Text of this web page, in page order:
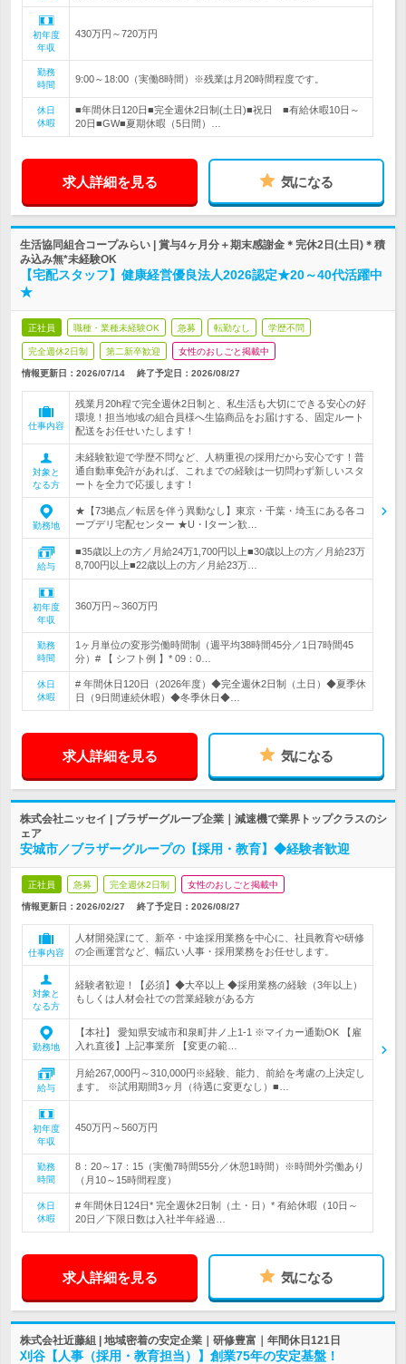
初年度
年収
430万円～720万円
勤務
時間
9:00～18:00（実働8時間）※残業は月20時間程度です。
休日
休暇
■年間休日120日■完全週休2日制(土日)■祝日 ■有給休暇10日～
20日■GW■夏期休暇（5日間）…
求人詳細を見る 気になる
生活協同組合コープみらい | 賞与4ヶ月分＋期末感謝金＊完休2日(土日)＊積
み込み無*未経験OK
【宅配スタッフ】健康経営優良法人2026認定★20～40代活躍中
★
正社員 職種・業種未経験OK 急募 転勤なし 学歴不問
完全週休2日制 第二新卒歓迎 女性のおしごと掲載中
情報更新日：2026/07/14 終了予定日： 2026/08/27
仕事内容
残業月20h程で完全週休2日制と、私生活も大切にできる安心の好
環境！担当地域の組合員様へ生協商品をお届けする、固定ルート
配送をお任せいたします！
対象と
なる方
未経験歓迎で学歴不問など、人柄重視の採用だから安心です！普
通自動車免許があれば、これまでの経験は一切問わず新しいスタ
ートを全力で応援します！
勤務地
★【73拠点／転居を伴う異動なし】東京・千葉・埼玉にある各コ
ープデリ宅配センター ★U・Iターン歓…
給与
■35歳以上の方／月給24万1,700円以上■30歳以上の方／月給23万
8,700円以上■22歳以上の方／月給23万…
初年度
年収
360万円～360万円
勤務
時間
1ヶ月単位の変形労働時間制（週平均38時間45分／1日7時間45
分）# 【 シフト例 】* 09：0…
休日
休暇
# 年間休日120日（2026年度）◆完全週休2日制（土日）◆夏季休
日（9日間連続休暇）◆冬季休日◆…
求人詳細を見る 気になる
株式会社ニッセイ | ブラザーグループ企業｜減速機で業界トップクラスのシ
ェア
安城市／ブラザーグループの【採用・教育】◆経験者歓迎
正社員 急募 完全週休2日制 女性のおしごと掲載中
情報更新日：2026/02/27 終了予定日： 2026/08/27
仕事内容
人材開発課にて、新卒・中途採用業務を中心に、社員教育や研修
の企画運営など、幅広い人事・採用業務をお任せします。
対象と
なる方
経験者歓迎！【必須】◆大卒以上 ◆採用業務の経験（3年以上）
もしくは人材会社での営業経験がある方
勤務地
【本社】 愛知県安城市和泉町井ノ上1-1 ※マイカー通勤OK 【雇
入れ直後】上記事業所 【変更の範…
給与
月給267,000円～310,000円※経験、能力、前給を考慮の上決定し
ます。 ※試用期間3ヶ月（待遇に変更なし）■…
初年度
年収
450万円～560万円
勤務
時間
8：20～17：15（実働7時間55分／休憩1時間）※時間外労働あり
（月10～15時間程度）
休日
休暇
# 年間休日124日* 完全週休2日制（土・日）* 有給休暇（10日～
20日／下限日数は入社半年経過…
求人詳細を見る 気になる
株式会社近藤組 | 地域密着の安定企業｜研修豊富｜年間休日121日
刈谷【人事（採用・教育担当）】創業75年の安定基盤！